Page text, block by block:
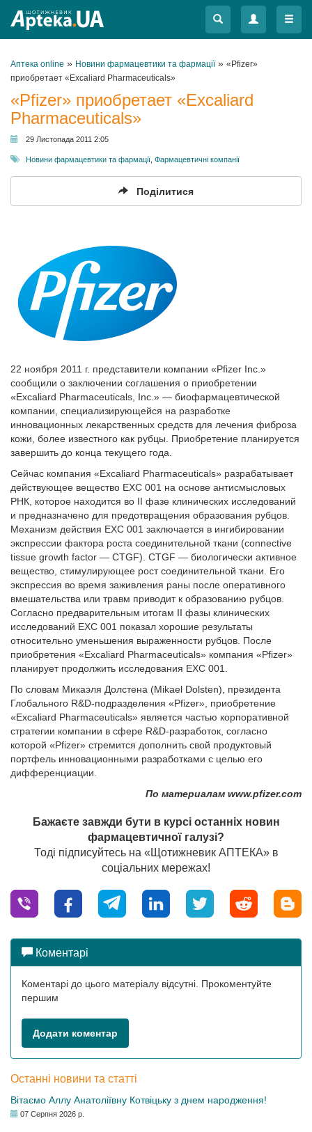
Меню
Меню
Аптека online » Новини фармацевтики та фармації» «Pfizer»
приобретает «Excaliard Pharmaceuticals»
«Pfizer» приобретает «Excaliard
Pharmaceuticals»
29 Листопада 2011 2:05
Новини фармацевтики та фармації Фармацевтичні компанії
Поділитися
22 ноября 2011 г. представители компании «Pfizer Inc.»
сообщили о заключении соглашения о приобретении
«Excaliard Pharmaceuticals, Inc.» — биофармацевтической
компании, специализирующейся на разработке
инновационных лекарственных средств для лечения фиброза
кожи, более известного как рубцы. Приобретение планируется
завершить до конца текущего года.
Сейчас компания «Excaliard Pharmaceuticals» разрабатывает
действующее вещество EXC 001 на основе антисмысловых
РНК, которое находится во II фазе клинических исследований
и предназначено для предотвращения образования рубцов.
Механизм действия EXC 001 заключается в ингибировании
экспрессии фактора роста соединительной ткани (connective
tissue growth factor — CTGF). CTGF — биологически активное
вещество, стимулирующее рост соединительной ткани. Его
экспрессия во время заживления раны после оперативного
вмешательства или травм приводит к образованию рубцов.
Согласно предварительным итогам II фазы клинических
исследований EXC 001 показал хорошие результаты
относительно уменьшения выраженности рубцов. После
приобретения «Excaliard Pharmaceuticals» компания «Pfizer»
планирует продолжить исследования EXC 001.
По словам Микаэля Долстена (Mikael Dolsten), президента
Глобального R&D-подразделения «Pfizer», приобретение
«Excaliard Pharmaceuticals» является частью корпоративной
стратегии компании в сфере R&D-разработок, согласно
которой «Pfizer» стремится дополнить свой продуктовый
портфель инновационными разработками с целью его
дифференциации.
По материалам www.pfizer.com
Бажаєте завжди бути в курсі останніх новин
фармацевтичної галузі?
Тоді підписуйтесь на «Щотижневик АПТЕКА» в
соціальних мережах!
Коментарі
Коментарі до цього матеріалу відсутні. Прокоментуйте
першим
Додати коментар
Останні новини та статті
Вітаємо Аллу Анатоліївну Котвіцьку з днем народження!
07 Серпня 2026 р.